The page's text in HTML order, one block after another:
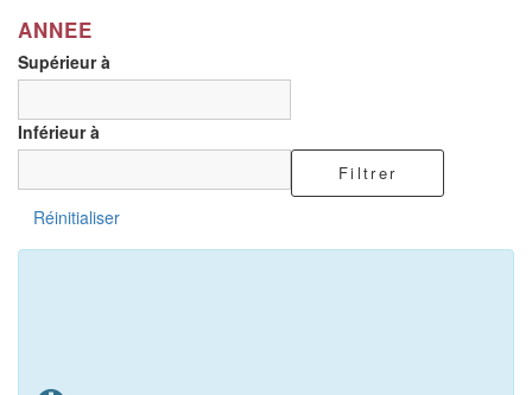
ANNEE
Supérieur à
Inférieur à
Filtrer
Réinitialiser